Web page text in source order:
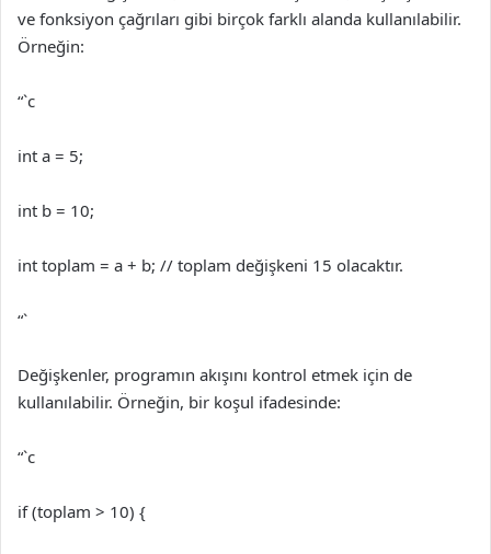
ve fonksiyon çağrıları gibi birçok farklı alanda kullanılabilir.
Örneğin:
“`c
int a = 5;
int b = 10;
int toplam = a + b; // toplam değişkeni 15 olacaktır.
“`
Değişkenler, programın akışını kontrol etmek için de
kullanılabilir. Örneğin, bir koşul ifadesinde:
“`c
if (toplam > 10) {